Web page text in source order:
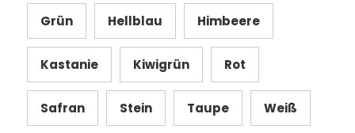
Grün Hellblau Himbeere
Kastanie Kiwigrün Rot
Safran Stein Taupe Weiß